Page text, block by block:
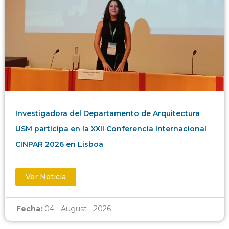
Investigadora del Departamento de Arquitectura
USM participa en la XXII Conferencia Internacional
CINPAR 2026 en Lisboa
Ver Noticia
Fecha: 04 - August - 2026